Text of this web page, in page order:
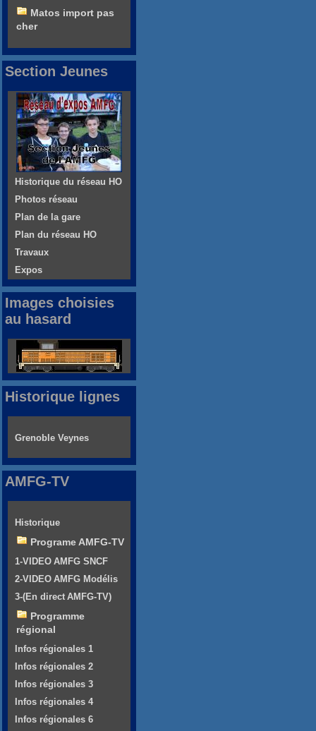
Matos import pas
cher
Section Jeunes
Historique du réseau HO
Photos réseau
Plan de la gare
Plan du réseau HO
Travaux
Expos
Images choisies
au hasard
Historique lignes
Grenoble Veynes
AMFG-TV
Historique
Programe AMFG-TV
1-VIDEO AMFG SNCF
2-VIDEO AMFG Modélis
3-(En direct AMFG-TV)
Programme
régional
Infos régionales 1
Infos régionales 2
Infos régionales 3
Infos régionales 4
Infos régionales 6